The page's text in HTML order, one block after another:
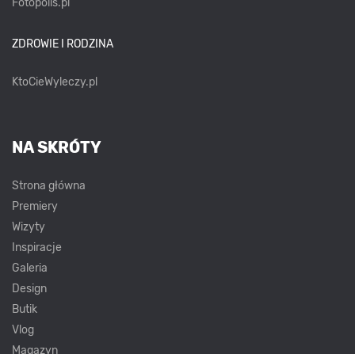
ZDROWIE I RODZINA
KtoCieWyleczy.pl
NA SKRÓTY
Strona główna
Premiery
Wizyty
Inspiracje
Galeria
Design
Butik
Vlog
Magazyn